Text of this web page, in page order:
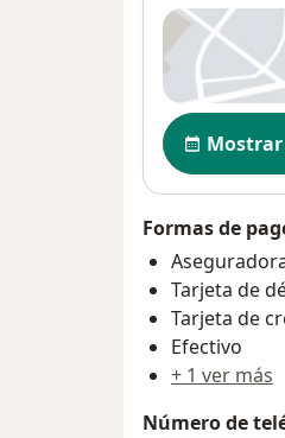
Formas de
Tarjeta de
Tarjeta de
Efectivo
+ 1 ver más
Número de